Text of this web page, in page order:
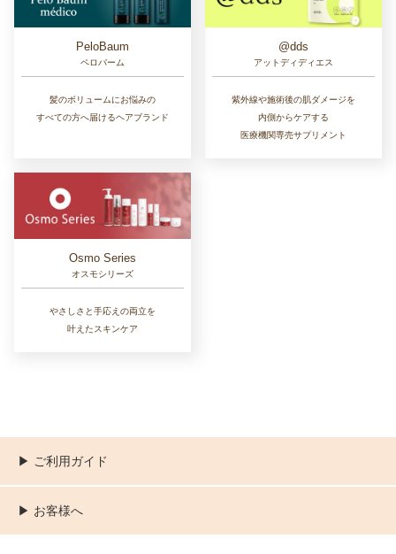
PeloBaum
ペロバーム
髪のボリュームにお悩みの
すべての方へ届けるヘアブランド
@dds
アットディディエス
紫外線や施術後の肌ダメージを
内側からケアする
医療機関専売サプリメント
Osmo Series
オスモシリーズ
やさしさと手応えの両立を
叶えたスキンケア
▶︎ ご利用ガイド
ご利用ガイド
決済／配送／送料について
取り扱い商品一覧
顧客情報の取扱について
特定商取引法の表記
▶︎ お客様へ